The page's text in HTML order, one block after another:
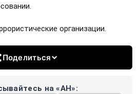
организации.
Поделиться
на «АН»: